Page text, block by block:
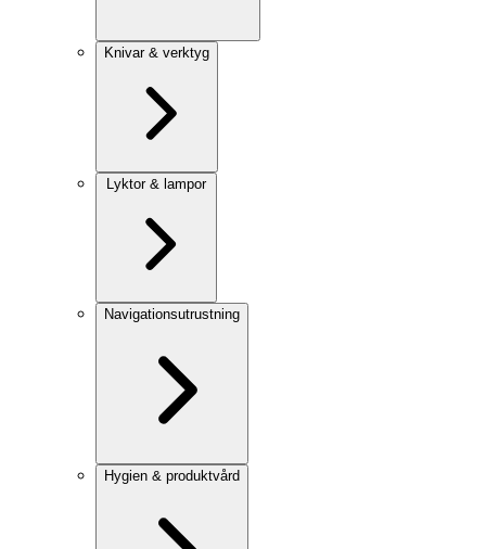
Knivar & verktyg
Lyktor & lampor
Navigationsutrustning
Hygien & produktvård